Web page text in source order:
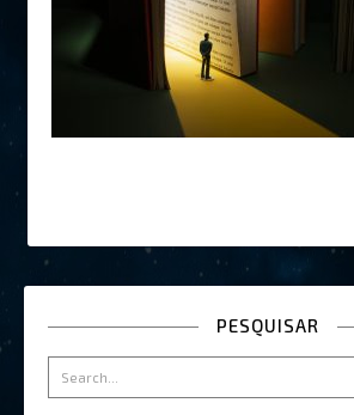
PESQUISAR